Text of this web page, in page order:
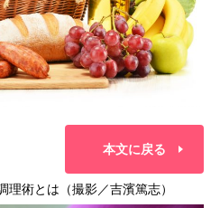
本文に戻る
術とは（撮影／吉濱篤志）